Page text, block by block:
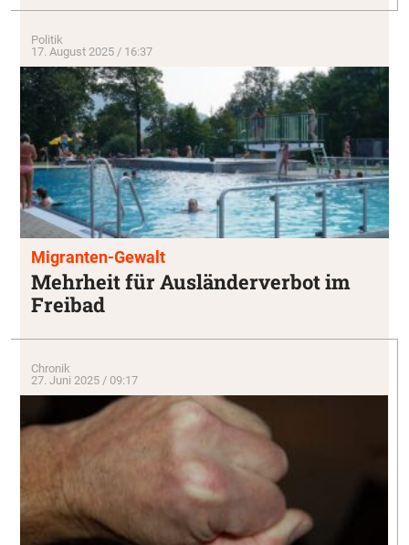
Politik
17. August 2025 / 16:37
Migranten-Gewalt
Mehrheit für Ausländerverbot im
Freibad
Chronik
27. Juni 2025 / 09:17